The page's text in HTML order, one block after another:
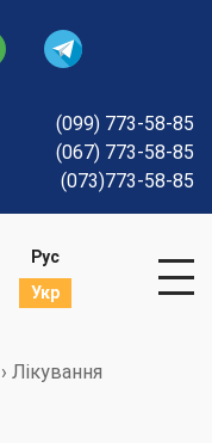
(099) 773-58-85
(067) 773-58-85
(073)773-58-85
Рус
Укр
› Лікування